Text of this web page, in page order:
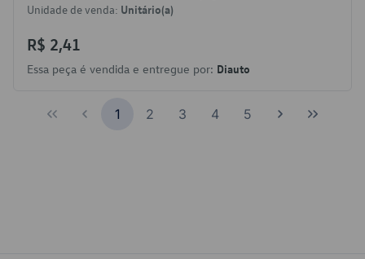
Unidade de venda: Unitário(a)
R$ 2,41
Essa peça é vendida e entregue por: Diauto
1 2 3 4 5